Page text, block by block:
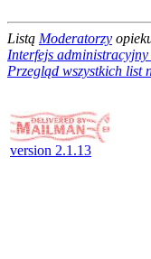
Listą Moderatorzy
Interfejs
Przegląd wszystkich list
version 2.1.13